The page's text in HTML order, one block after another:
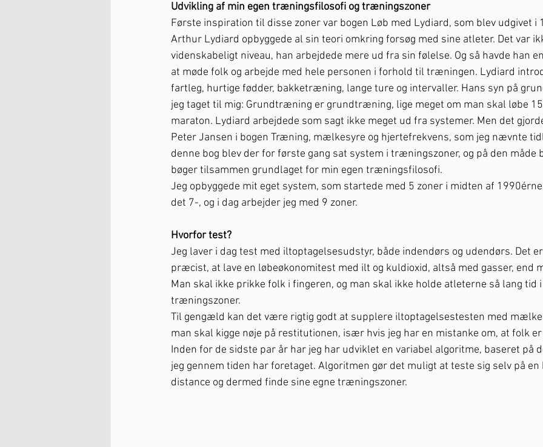
Udvikling af min egen træningsfilosofi og træningszoner
Første inspiration til disse zoner var bogen Løb med Lydiard, som blev udgivet i
Arthur Lydiard opbyggede al sin teori omkring forsøg med sine atleter. Det var
videnskabeligt niveau, han arbejdede mere ud fra sin følelse. Og så havde han
at møde folk og arbejde med hele personen i forhold til træningen. Lydiard
fartleg, hurtige fødder, bakketræning, lange ture og intervaller. Hans syn på
jeg taget til mig: Grundtræning er grundtræning, lige meget om man skal løbe
maraton. Lydiard arbejdede som sagt ikke meget ud fra systemer. Men det
Peter Jansen i bogen Træning, mælkesyre og hjertefrekvens, som jeg nævnte
denne bog blev der for første gang sat system i træningszoner, og på den måde
bøger tilsammen grundlaget for min egen træningsfilosofi.
Jeg opbyggede mit eget system, som startede med 5 zoner i midten af
det 7-, og i dag arbejder jeg med 9 zoner.
Hvorfor test?
Jeg laver i dag test med iltoptagelsesudstyr, både indendørs og udendørs. Det
præcist, at lave en løbeøkonomitest med ilt og kuldioxid, altså med gasser, end
Man skal ikke prikke folk i fingeren, og man skal ikke holde atleterne så lang tid
træningszoner.
Til gengæld kan det være rigtig godt at supplere iltoptagelsestesten med
man skal kigge nøje på restitutionen, især hvis jeg har en mistanke om, at folk
Inden for de sidste par år har jeg har udviklet en variabel algoritme, baseret på
jeg gennem tiden har foretaget. Algoritmen gør det muligt at teste sig selv på en
distance og dermed finde sine egne træningszoner.